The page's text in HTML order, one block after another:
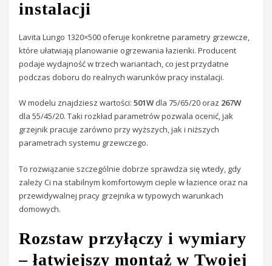
instalacji
Lavita Lungo 1320×500 oferuje konkretne parametry grzewcze,
które ułatwiają planowanie ogrzewania łazienki. Producent
podaje wydajność w trzech wariantach, co jest przydatne
podczas doboru do realnych warunków pracy instalacji.
W modelu znajdziesz wartości:501W dla 75/65/20 oraz 267W
dla 55/45/20. Taki rozkład parametrów pozwala ocenić, jak
grzejnik pracuje zarówno przy wyższych, jak i niższych
parametrach systemu grzewczego.
To rozwiązanie szczególnie dobrze sprawdza się wtedy, gdy
zależy Ci na stabilnym komfortowym cieple w łazience oraz na
przewidywalnej pracy grzejnika w typowych warunkach
domowych.
Rozstaw przyłączy i wymiary
– łatwiejszy montaż w Twojej